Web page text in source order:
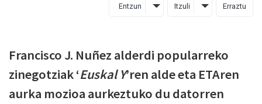
Entzun Itzuli Erraztu
Francisco J. Nuñez alderdi popularreko
zinegotziak ‘Euskal Y’ren alde eta ETAren
aurka mozioa aurkeztuko du datorren